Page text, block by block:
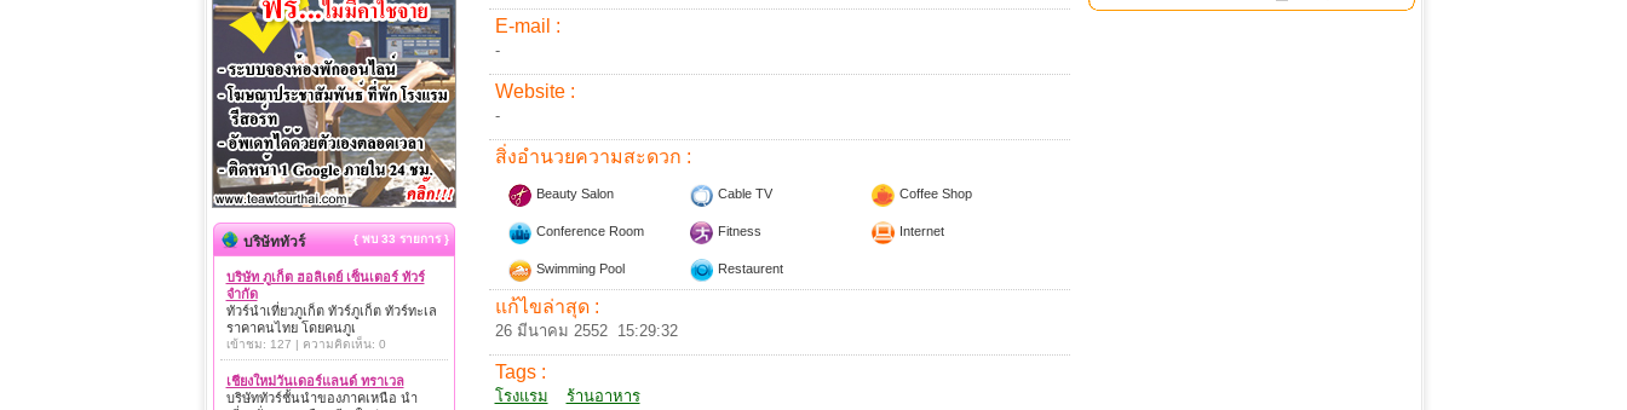
E-mail :
-
Website :
-
สิ่งอำนวยความสะดวก :
Beauty Salon Cable TV Coffee Shop
Conference Room Fitness Internet
Swimming Pool Restaurent
แก้ไขล่าสุด :
26 มีนาคม 2552 15:29:32
Tags :
โรงแรม ร้านอาหาร
บริษัททัวร์ { พบ 33 รายการ }
บริษัท ภูเก็ต ฮอลิเดย์ เซ็นเตอร์ ทัวร์
จำกัด
ทัวร์นำเที่ยวภูเก็ต ทัวร์ภูเก็ต ทัวร์ทะเล
ราคาคนไทย โดยคนภูเ
เข้าชม: 127 | ความคิดเห็น: 0
เชียงใหม่วันเดอร์แลนด์ ทราเวล
บริษัททัวร์ชั้นนำของภาคเหนือ นำ